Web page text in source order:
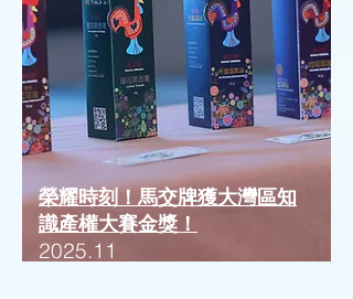
榮耀時刻！馬交牌獲大灣區知
識產權大賽金獎！
2025.11